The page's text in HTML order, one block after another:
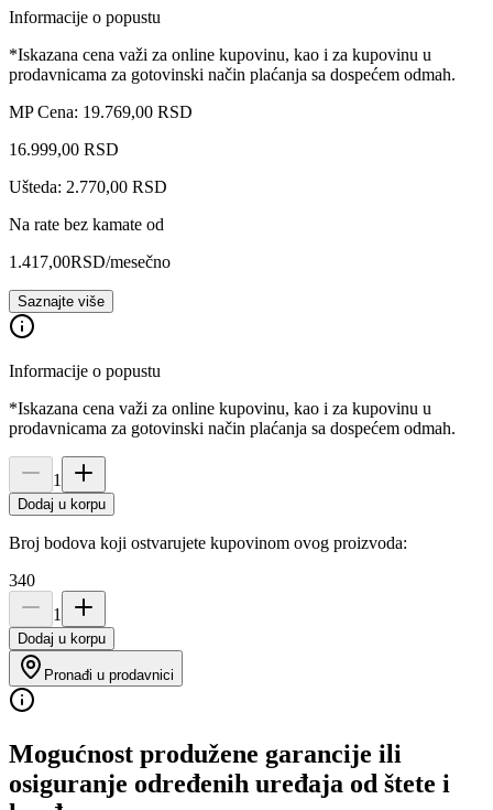
Informacije o popustu
*Iskazana cena važi za online kupovinu, kao i za kupovinu u
prodavnicama za gotovinski način plaćanja sa dospećem odmah.
MP Cena: 19.769,00 RSD
16.999,00 RSD
Ušteda: 2.770,00 RSD
Na rate bez kamate od
1.417,00RSD/mesečno
Saznajte više
Informacije o popustu
*Iskazana cena važi za online kupovinu, kao i za kupovinu u
prodavnicama za gotovinski način plaćanja sa dospećem odmah.
1
Dodaj u korpu
Broj bodova koji ostvarujete kupovinom ovog proizvoda:
340
1
Dodaj u korpu
Pronađi u prodavnici
Mogućnost produžene garancije ili
osiguranje određenih uređaja od štete i